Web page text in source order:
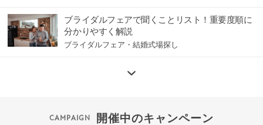
ブライダルフェアで聞くことリスト！重要度順に
分かりやすく解説
ブライダルフェア・結婚式場探し
開催中のキャンペーン